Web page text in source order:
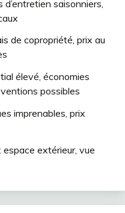
saisonniers,
de copropriété, prix au
élevé, économies
possibles
imprenables, prix
extérieur, vue